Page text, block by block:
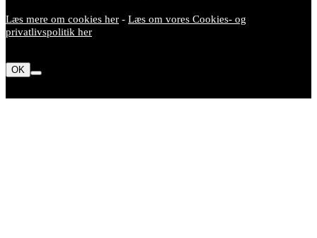
Læs mere om cookies her - Læs om vores Cookies- og
privatlivspolitik her
OK